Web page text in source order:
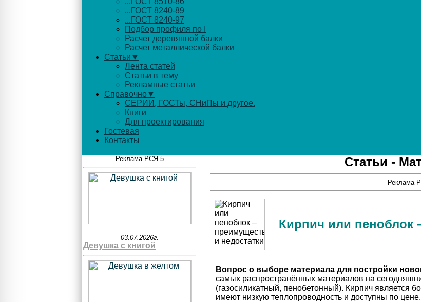
...ГОСТ 8240-89
...ГОСТ 8240-97
Подбор профиля по I
Расчет деревянной балки
Расчет металлической балки
Статьи▼
Лента статей
Статьи в тему
Рекламные статьи
Справочно▼
СЕРИИ, ГОСТы, СНиПы и другое.
Книги
Для проектирования
Гостевая
Контакты
Статьи -
Реклама
Кирпич или пеноблок
Вопрос о выборе материала для постройки
самых распространённых материалов на
(газосиликатный, пенобетонный). Кирпич является
имеют низкую теплопроводность и доступны по
Реклама РСЯ-5
03.07.2026г.
Девушка с книгой